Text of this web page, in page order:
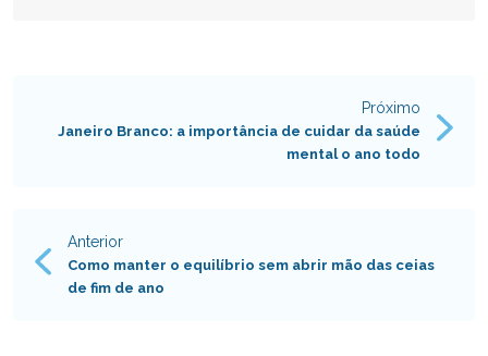
Navegação
Anterior
Como manter o equilíbrio sem abrir mão das ceias
de fim de ano
Próximo
Janeiro Branco: a importância de cuidar da saúde
mental o ano todo